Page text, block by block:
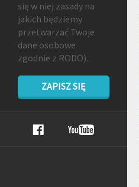
się w niej zasady na
jakich będziemy
przetwarzać Twoje
dane osobowe
zgodnie z RODO).
ZAPISZ SIĘ